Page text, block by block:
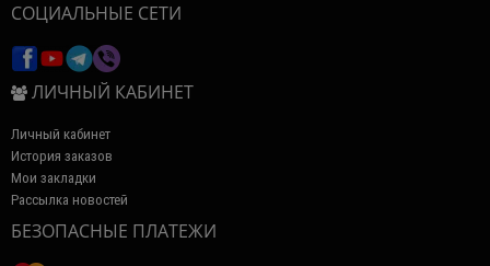
СОЦИАЛЬНЫЕ СЕТИ
ЛИЧНЫЙ КАБИНЕТ
Личный кабинет
История заказов
Мои закладки
Рассылка новостей
БЕЗОПАСНЫЕ ПЛАТЕЖИ